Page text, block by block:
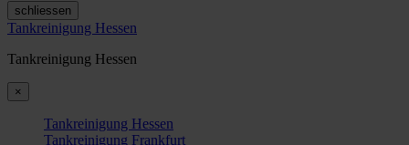
schliessen
Tankreinigung Hessen
Tankreinigung Hessen
×
Tankreinigung Hessen
Tankreinigung Frankfurt